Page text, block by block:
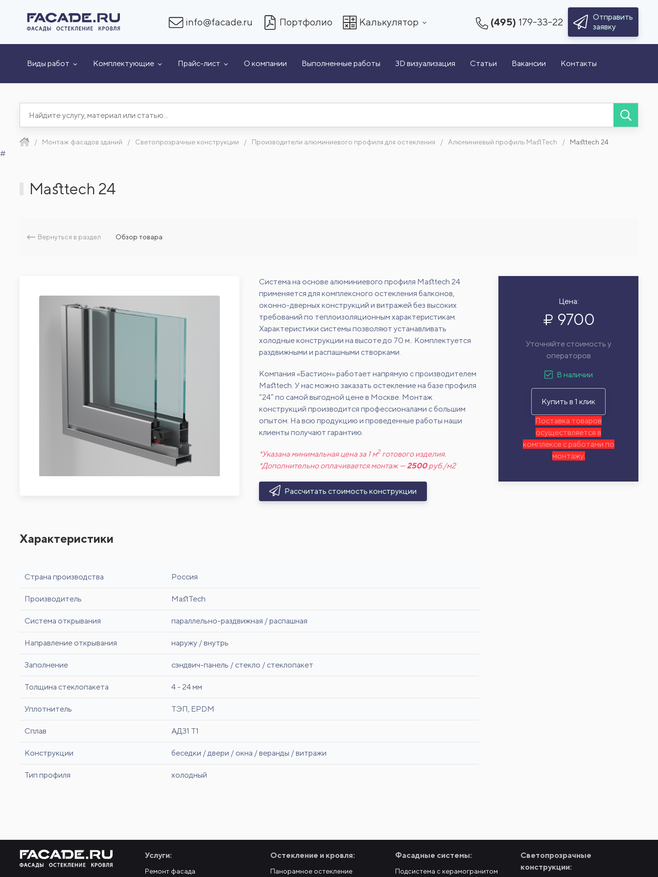
info@facade.ru Портфолио Калькулятор (495) 179-33-22
Отправить
заявку
Виды работ Комплектующие Прайс-лист О компании Выполненные работы 3D визуализация Статьи Вакансии Контакты
Монтаж фасадов зданий Светопрозрачные конструкции Производители алюминиевого профиля для остекления Алюминиевый профиль MastTech Masttech 24
#
Masttech 24
Вернуться в раздел Обзор товара
Система на основе алюминиевого профиля Masttech 24
применяется для комплексного остекления балконов,
оконно-дверных конструкций и витражей без высоких
требований по теплоизоляционным характеристикам.
Характеристики системы позволяют устанавливать
холодные конструкции на высоте до 70 м.. Комплектуется
раздвижными и распашными створками.
Компания «Бастион» работает напрямую с производителем
Masttech. У нас можно заказать остекление на базе профиля
“24” по самой выгодной цене в Москве. Монтаж
конструкций производится профессионалами с большим
опытом. На всю продукцию и проведенные работы наши
клиенты получают гарантию.
*Указана минимальная цена за 1 м2готового изделия.
*Дополнительно оплачивается монтаж — 2500руб./м2
Рассчитать стоимость конструкции
Характеристики
Страна производства Россия
Производитель MastTech
Система открывания параллельно-раздвижная / распашная
Направление открывания наружу / внутрь
Заполнение сэндвич-панель / стекло / стеклопакет
Толщина стеклопакета 4 - 24 мм
Уплотнитель ТЭП, EPDM
Сплав АД31 Т1
Конструкции беседки / двери / окна / веранды / витражи
Тип профиля холодный
Цена:
9700
Уточняйте стоимость у
операторов
В наличии
Купить в 1 клик
Поставка товаров
осуществляется в
комплексе с работами по
монтажу.
Услуги:
Ремонт фасада
Остекление и кровля:
Панорамное остекление
Фасадные системы:
Подсистема с керамогранитом
Светопрозрачные
конструкции: